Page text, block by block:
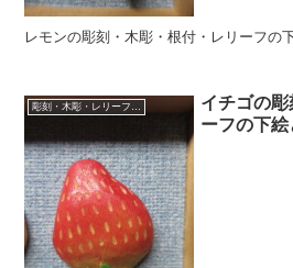
レモンの彫刻・木彫・根付・レリーフの
イチゴの
ーフの下